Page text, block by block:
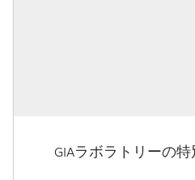
GIAラボラトリーの